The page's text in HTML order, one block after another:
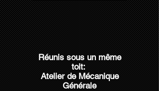
Réunis sous un même
toit:
Atelier de Mécanique
Générale